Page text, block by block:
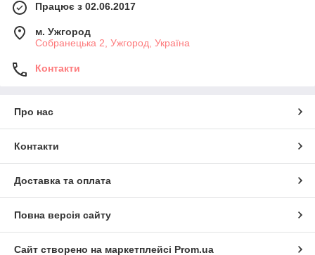
Працює з 02.06.2017
м. Ужгород
Собранецька 2, Ужгород, Україна
Контакти
Про нас
Контакти
Доставка та оплата
Повна версія сайту
Сайт створено на маркетплейсі Prom.ua